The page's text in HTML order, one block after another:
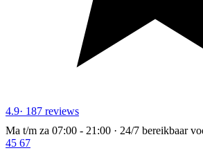
4.9· 187 reviews
Ma t/m za 07:00 - 21:00 · 24/7 bereikbaar
45 67